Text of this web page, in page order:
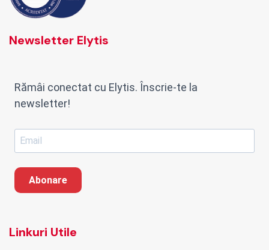
Newsletter Elytis
Rămâi conectat cu Elytis. Înscrie-te la
newsletter!
Abonare
Linkuri Utile